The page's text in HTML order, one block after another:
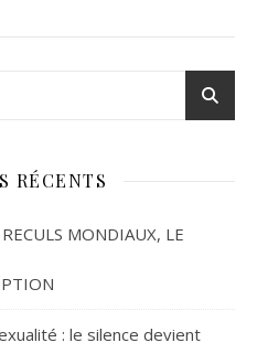
RÉCENTS
MONDIAUX, LE
: le silence devient